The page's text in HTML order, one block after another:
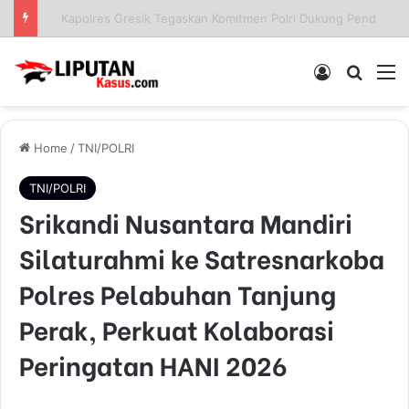
Sinergi Polisi dan Petani, Polres Pelabuhan Tanjung Perak Panen Jagung Pulut Ketan Ungu
Log In
Home /TNI/POLRI
TNI/POLRI
Srikandi Nusantara Mandiri
Silaturahmi ke Satresnarkoba
Polres Pelabuhan Tanjung
Perak, Perkuat Kolaborasi
Peringatan HANI 2026